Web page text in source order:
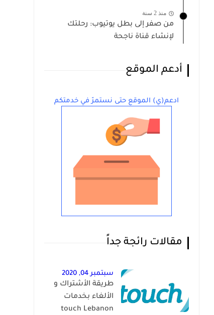
منذ 2 سنة
من صفر إلى بطل يوتيوب: رحلتك
لإنشاء قناة ناجحة
أدعم الموقع
ادعم(ي) الموقع حتى نستمرّ في خدمتكم
مقالات رائجة جداً
سبتمبر 04, 2020
طريقة الأشتراك و
الألغاء بخدمات
touch Lebanon